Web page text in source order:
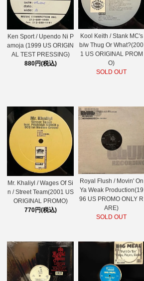
Ken Sport / Upendo Ni P
amoja (1999 US ORIGIN
AL TEST PRESSING)
880円(税込)
Kool Keith / Stank MC's
b/w Thug Or What?(200
1 US ORIGINAL PROM
O)
SOLD OUT
Mr. Khaliyl / Wages Of Si
n / Street Team(2001 US
ORIGINAL PROMO)
770円(税込)
Royal Flush / Movin' On
Ya Weak Production(19
96 US PROMO ONLY R
ARE)
SOLD OUT